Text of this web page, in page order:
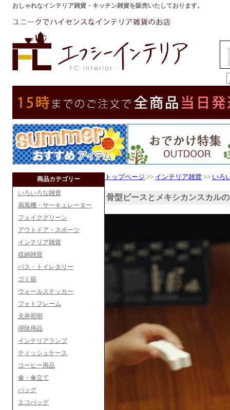
おしゃれなインテリア雑貨・キッチン雑貨を販売いたしております。
商品カテゴリー
いろいろな雑貨
扇風機・サーキュレーター
フェイクグリーン
アウトドア・スポーツ
インテリア雑貨
収納雑貨
バス・トイレタリー
ゴミ箱
ウォールステッカー
フォトフレーム
天井照明
掃除用品
インテリアランプ
ティッシュケース
コーヒー用品
傘・傘立て
バッグ
エコバッグ
トップページ >> インテリア雑貨 >> いろ
骨型ピースとメキシカンスカル